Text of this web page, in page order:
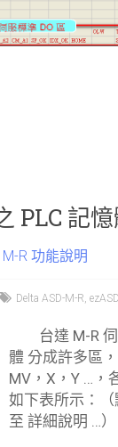
PLC 記
M-R 功能說明
Delta ASD-M-R, ezASD
台達 M-R
體 分成許多區
MV，X，Y …，
如下表所示：
至 詳細說明 …）